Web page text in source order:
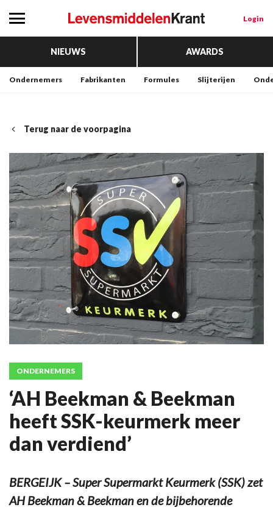
Login
NIEUWS AWARDS
Ondernemers Fabrikanten Formules Slijterijen
Terug naar de voorpagina
ONDERNEMERS
‘AH Beekman & Beekman
heeft SSK-keurmerk meer
dan verdiend’
BERGEIJK – Super Supermarkt Keurmerk (SSK) zet
AH Beekman & Beekman en de bijbehorende